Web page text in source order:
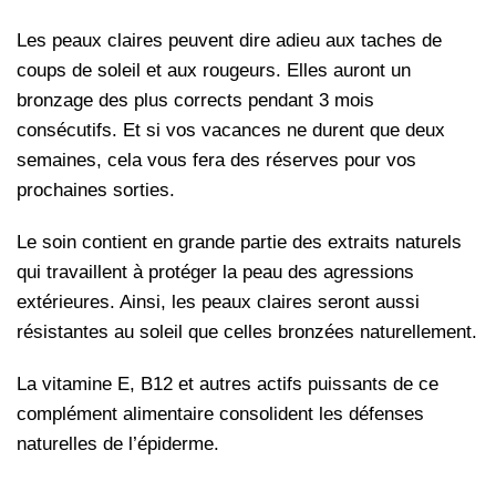
Les peaux claires peuvent dire adieu aux taches de
coups de soleil et aux rougeurs. Elles auront un
bronzage des plus corrects pendant 3 mois
consécutifs. Et si vos vacances ne durent que deux
semaines, cela vous fera des réserves pour vos
prochaines sorties.
Le soin contient en grande partie des extraits naturels
qui travaillent à protéger la peau des agressions
extérieures. Ainsi, les peaux claires seront aussi
résistantes au soleil que celles bronzées naturellement.
La vitamine E, B12 et autres actifs puissants de ce
complément alimentaire consolident les défenses
naturelles de l’épiderme.